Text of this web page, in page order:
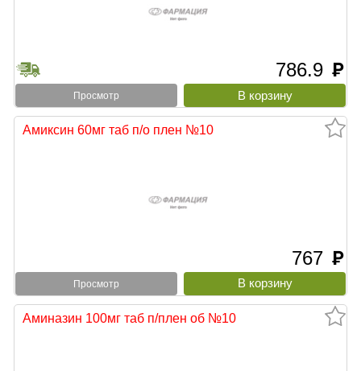
786.9 руб
Просмотр
Амиксин 60мг таб п/о плен №10
767 руб
Просмотр
Аминазин 100мг таб п/плен об №10